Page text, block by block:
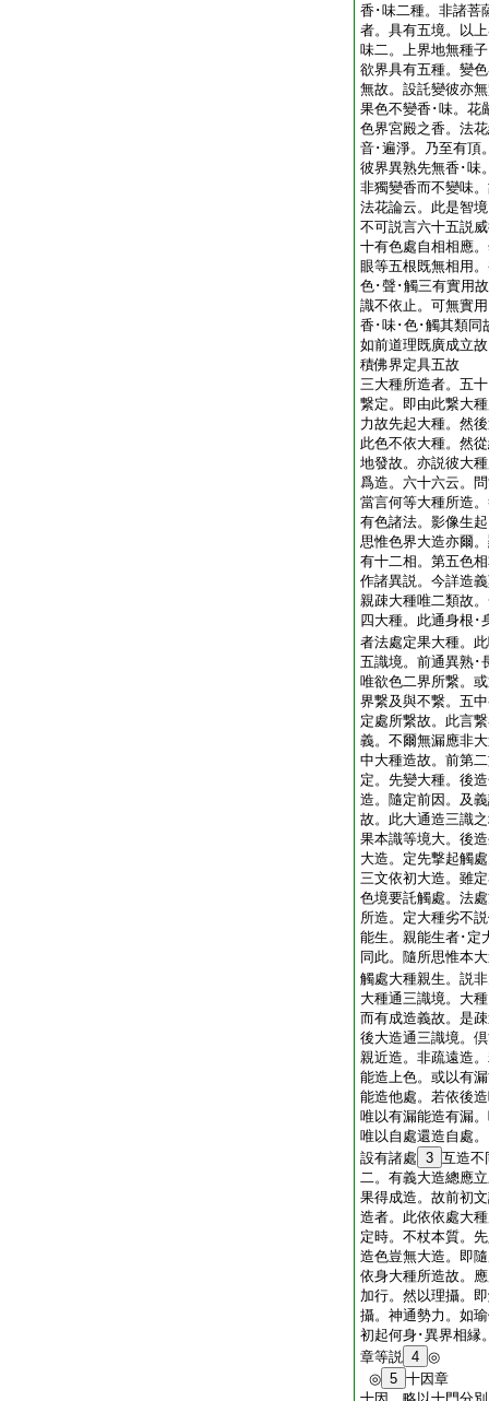
香･味二種。非諸菩
者。具有五境。以
味二。上界地無種
欲界具有五種。變
無故。設託變彼亦
果色不變香･味。花
色界宮殿之香。法
音･遍淨。乃至有頂
彼界異熟先無香･味
非獨變香而不變味
法花論云。此是智
不可説言六十五説
十有色處自相相應
眼等五根既無相用
色･聲･觸三有實用
識不依止。可無實
香･味･色･觸其類同
如前道理既廣成立
積佛界定具五故
三大種所造者。五
繋定。即由此繋大
力故先起大種。然
此色不依大種。然
地發故。亦説彼大
爲造。六十六云。
當言何等大種所造
有色諸法。影像生
思惟色界大造亦爾
有十二相。第五色
作諸異説。今詳造
親疎大種唯二類故
四大種。此通身根･
者法處定果大種。
五識境。前通異熟･
唯欲色二界所繋。
界繋及與不繋。五
定處所繋故。此言
義。不爾無漏應非
中大種造故。前第
定。先變大種。後
造。隨定前因。及
故。此大通造三識
果本識等境大。後
大造。定先撃起觸
三文依初大造。雖
色境要託觸處。法
所造。定大種劣不
能生。親能生者･定
同此。隨所思惟本
觸處大種親生。説
大種通三識境。大
而有成造義故。是
後大造通三識境。
親近造。非疏遠造
能造上色。或以有
能造他處。若依後
唯以有漏能造有漏
唯以自處還造自處
設有諸處 3 互造不
二。有義大造總應
果得成造。故前初
造者。此依依處大
定時。不杖本質。
造色豈無大造。即
依身大種所造故。
加行。然以理攝。
攝。神通勢力。如
初起何身･異界相縁
章等説 4 ◎
◎ 5 十因章